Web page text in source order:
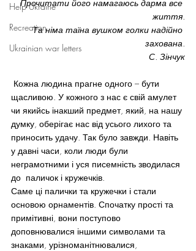
Help Ukraine
Recreation
Ukrainian war letters
життя.
Та німа таїна вушком голки надійно
захована.
С. Зінчук
щасливою. У кожного з нас є свій амулет
чи якийсь інакший предмет, який, на нашу
думку, оберігає нас від усього лихого та
приносить удачу. Так було завжди. Навіть
у давні часи, коли люди були
неграмотними і уся писемність зводилася
до  паличок і кружечків.
Саме ці палички та кружечки і стали
основою орнаментів. Спочатку прості та
примітивні, вони поступово
доповнювалися іншими символами та
знаками, урізноманітнювалися,